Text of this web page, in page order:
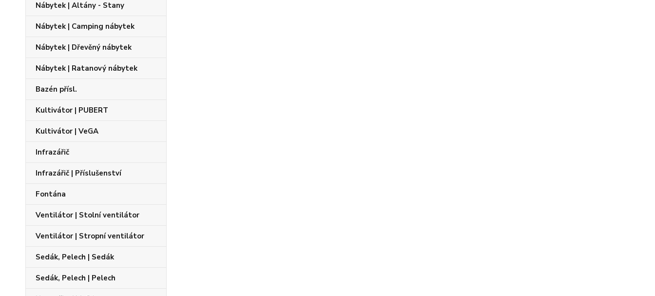
Nábytek | Altány - Stany
Nábytek | Camping nábytek
Nábytek | Dřevěný nábytek
Nábytek | Ratanový nábytek
Bazén přísl.
Kultivátor | PUBERT
Kultivátor | VeGA
Infrazářič
Infrazářič | Příslušenství
Fontána
Ventilátor | Stolní ventilátor
Ventilátor | Stropní ventilátor
Sedák, Pelech | Sedák
Sedák, Pelech | Pelech